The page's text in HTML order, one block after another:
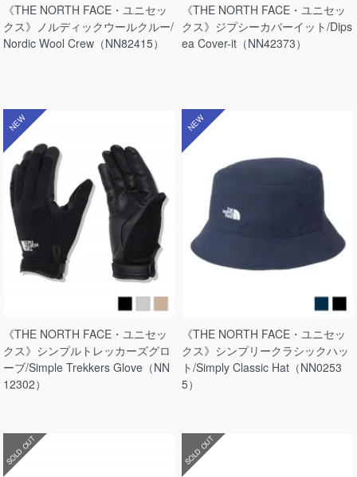
《THE NORTH FACE・ユニセッ
クス》ノルディックウールクルー/
Nordic Wool Crew（NN82415）
《THE NORTH FACE・ユニセッ
クス》ジプシーカバーイット/Dips
ea Cover-it（NN42373）
NEW
《THE NORTH FACE・ユニセッ
クス》シンプルトレッカーズグロ
ーブ/Simple Trekkers Glove（NN
12302）
NEW
《THE NORTH FACE・ユニセッ
クス》シンプリークラシックハッ
ト/Simply Classic Hat（NN0253
5）
SOLD OUT SOLD OUT